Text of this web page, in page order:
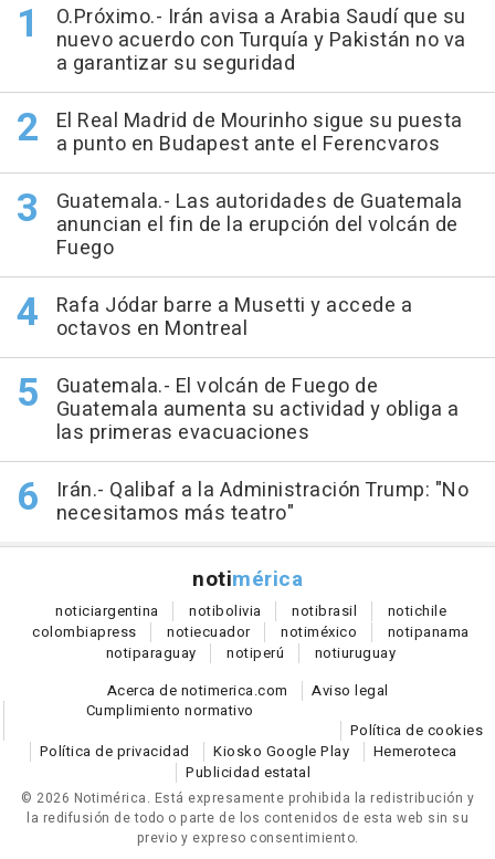
O.Próximo.- Irán avisa a Arabia Saudí que su
nuevo acuerdo con Turquía y Pakistán no va
a garantizar su seguridad
El Real Madrid de Mourinho sigue su puesta
a punto en Budapest ante el Ferencvaros
Guatemala.- Las autoridades de Guatemala
anuncian el fin de la erupción del volcán de
Fuego
Rafa Jódar barre a Musetti y accede a
octavos en Montreal
Guatemala.- El volcán de Fuego de
Guatemala aumenta su actividad y obliga a
las primeras evacuaciones
Irán.- Qalibaf a la Administración Trump: "No
necesitamos más teatro"
notimérica
noticiargentina notibolivia notibrasil notichile
colombiapress notiecuador notiméxico notipanama
notiparaguay notiperú notiuruguay
Acerca de notimerica.com
Aviso legal
Cumplimiento normativo
Política de cookies
Política de privacidad
Kiosko Google Play
Hemeroteca
Publicidad estatal
© 2026 Notimérica. Está expresamente prohibida la redistribución y
la redifusión de todo o parte de los contenidos de esta web sin su
previo y expreso consentimiento.